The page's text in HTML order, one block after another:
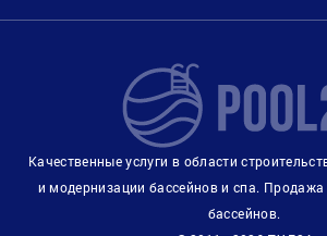
Качественные услуги в области
и модернизации бассейнов и спа.
бассейнов.